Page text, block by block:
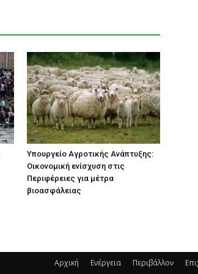
Υπουργείο Αγροτικής Ανάπτυξης:
Οικονομική ενίσχυση στις
Περιφέρειες για μέτρα
βιοασφάλειας
Αρχική Ενέργεια Περιβάλλον